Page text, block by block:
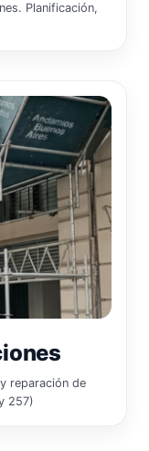
Planificación,
reparación de
257)